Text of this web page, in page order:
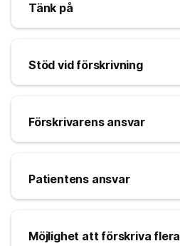
Tänk på
Stöd vid förskrivning
Förskrivarens ansvar
Patientens ansvar
Möjlighet att förskriva flera